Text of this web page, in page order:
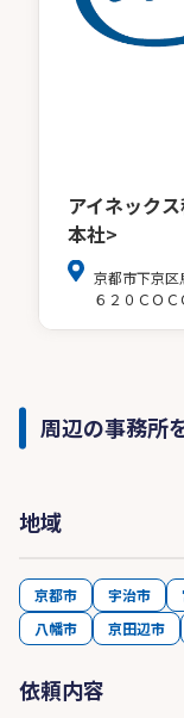
アイネック
本社>
京都市下京
６２０ＣＯ
周辺の事務所
地域
京都市 宇治市
八幡市
京田辺市
依頼内容